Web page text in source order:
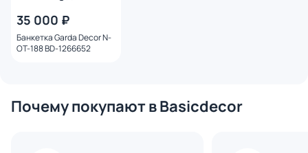
35 000 ₽
Банкетка Garda Decor N-
OT-188 BD-1266652
Почему покупают в Basicdecor